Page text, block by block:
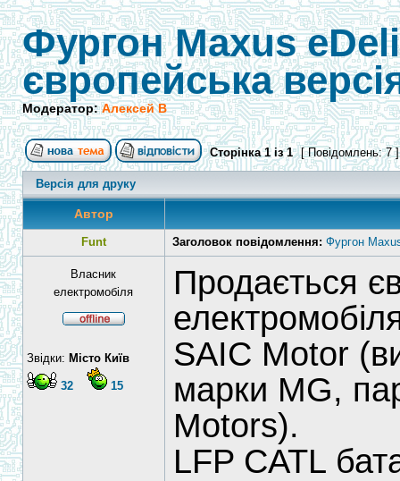
Фургон Maxus
європейська
Модератор:Алексей В
Сторінка1із1 [ Повідомлень: 7
Версія для друку
Автор
Funt Заголовок повідомлення: Фургон
Власник
електромобіля
Звідки: Місто Київ
32 15
Продається
SAIC Motor
марки MG,
Motors).
LFP CATL